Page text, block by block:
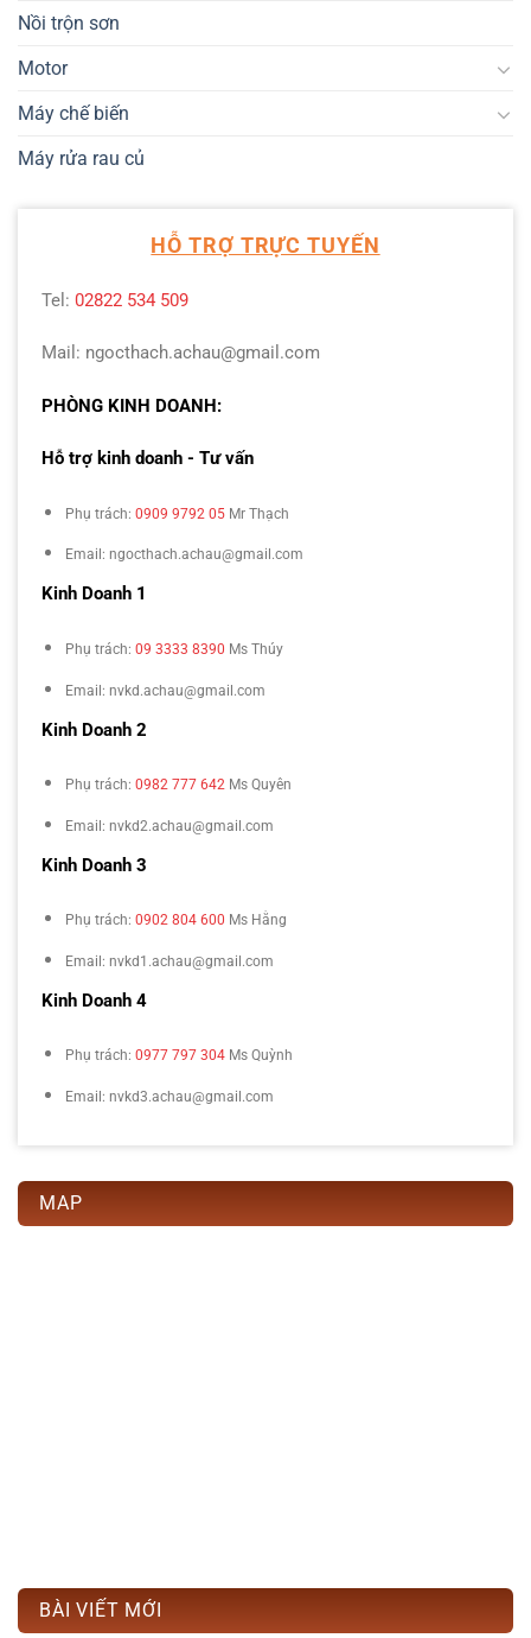
Nồi trộn sơn
Motor
Máy chế biến
Máy rửa rau củ
HỖ TRỢ TRỰC TUYẾN
Tel: 02822 534 509
Mail: ngocthach.achau@gmail.com
PHÒNG KINH DOANH:
Hỗ trợ kinh doanh - Tư vấn
Phụ trách: 0909 9792 05 Mr Thạch
Email: ngocthach.achau@gmail.com
Kinh Doanh 1
Phụ trách: 09 3333 8390 Ms Thúy
Email: nvkd.achau@gmail.com
Kinh Doanh 2
Phụ trách: 0982 777 642 Ms Quyên
Email: nvkd2.achau@gmail.com
Kinh Doanh 3
Phụ trách: 0902 804 600 Ms Hằng
Email: nvkd1.achau@gmail.com
Kinh Doanh 4
Phụ trách: 0977 797 304 Ms Quỳnh
Email: nvkd3.achau@gmail.com
MAP
BÀI VIẾT MỚI